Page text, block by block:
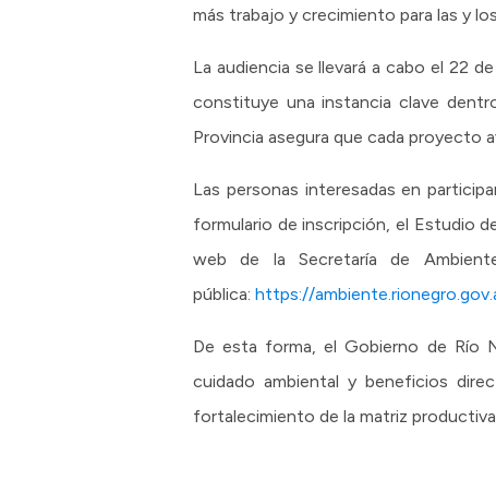
más trabajo y crecimiento para las y
La audiencia se llevará a cabo el 22
constituye una instancia clave
Provincia asegura que cada proyecto
Las personas interesadas en
formulario de inscripción, el Estudio
web de la Secretaría de
pública: https://
De esta forma, el Gobierno de Río
cuidado ambiental y beneficios
fortalecimiento de la matriz